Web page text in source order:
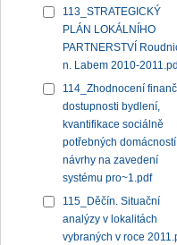
113_STRATEGICKÝ
PLÁN LOKÁLNÍHO
PARTNERSTVÍ
n. Labem 2010-
114_Zhodnocení
dostupnosti bydlení,
kvantifikace sociálně
potřebných
návrhy na zavedení
systému pro~1.pdf
115_Děčín. Situační
analýzy v lokalitách
vybraných v roce